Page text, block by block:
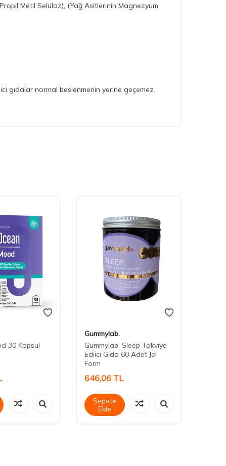
Metil Selüloz), (Yağ Asitlerinin Magnezyum
gıdalar normal beslenmenin yerine geçemez.
30 Kapsül
Gummylab.
Gummylab. Sleep Takviye
Ediici Gıda 60 Adet Jel
Form
646,06 TL
Sepete
Ekle